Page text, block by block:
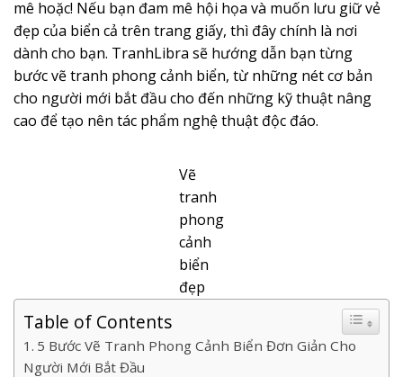
mê hoặc! Nếu bạn đam mê hội họa và muốn lưu giữ vẻ
đẹp của biển cả trên trang giấy, thì đây chính là nơi
dành cho bạn. TranhLibra sẽ hướng dẫn bạn từng
bước vẽ tranh phong cảnh biển, từ những nét cơ bản
cho người mới bắt đầu cho đến những kỹ thuật nâng
cao để tạo nên tác phẩm nghệ thuật độc đáo.
Vẽ
tranh
phong
cảnh
biển
đẹp
Table of Contents
5 Bước Vẽ Tranh Phong Cảnh Biển Đơn Giản Cho
Người Mới Bắt Đầu